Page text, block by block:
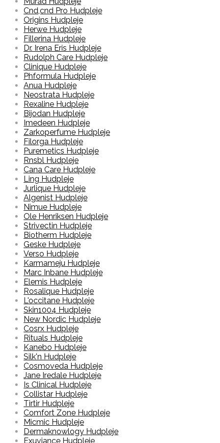
Cnd,cnd Pro Hudpleje
Origins Hudpleje
Herwe Hudpleje
Fillerina Hudpleje
Dr. Irena Eris Hudpleje
Rudolph Care Hudpleje
Clinique Hudpleje
Phformula Hudpleje
Anua Hudpleje
Neostrata Hudpleje
Rexaline Hudpleje
Bijodan Hudpleje
Imedeen Hudpleje
Zarkoperfume Hudpleje
Filorga Hudpleje
Puremetics Hudpleje
Rnsbl Hudpleje
Cana Care Hudpleje
Ling Hudpleje
Jurlique Hudpleje
Algenist Hudpleje
Nimue Hudpleje
Ole Henriksen Hudpleje
Strivectin Hudpleje
Biotherm Hudpleje
Geske Hudpleje
Verso Hudpleje
Karmameju Hudpleje
Marc Inbane Hudpleje
Elemis Hudpleje
Rosalique Hudpleje
L'occitane Hudpleje
Skin1004 Hudpleje
New Nordic Hudpleje
Cosrx Hudpleje
Rituals Hudpleje
Kanebo Hudpleje
Silk'n Hudpleje
Cosmoveda Hudpleje
Jane Iredale Hudpleje
Is Clinical Hudpleje
Collistar Hudpleje
Tirtir Hudpleje
Comfort Zone Hudpleje
Micmic Hudpleje
Dermaknowlogy Hudpleje
Exuviance Hudpleje